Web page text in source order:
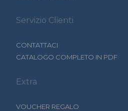
Servizio Clienti
CONTATTACI
CATALOGO COMPLETO IN PDF
Extra
VOUCHER REGALO